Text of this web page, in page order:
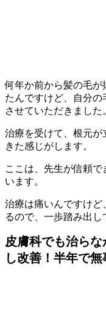
何年か前から髪の毛が
たんですけど、自分
させていただきました
治療を受けて、根元が
きた感じがします。
ここは、先生が信頼
います。
治療は痛いんですけ
るので、一歩踏み出し
皮膚科でも治ら
し改善！半年で